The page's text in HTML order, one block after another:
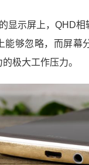
显示屏上，QHD
能够忽略，而屏幕
极大工作压力。